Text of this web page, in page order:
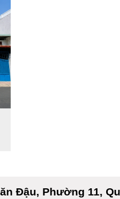
Đậu, Phường 11,